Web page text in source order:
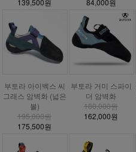
139,500원
84,000원
부토라 아이벡스 씨
그래스 암벽화 (넓은
볼)
195,000원
175,500원
부토라 거미 스파이
더 암벽화
180,000원
162,000원